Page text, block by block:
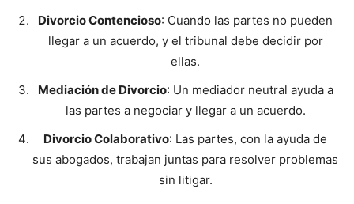
Divorcio Contencioso: Cuando las partes no pueden
llegar a un acuerdo, y el tribunal debe decidir por
ellas.
Mediación de Divorcio: Un mediador neutral ayuda a
las partes a negociar y llegar a un acuerdo.
Divorcio Colaborativo: Las partes, con la ayuda de
sus abogados, trabajan juntas para resolver problemas
sin litigar.